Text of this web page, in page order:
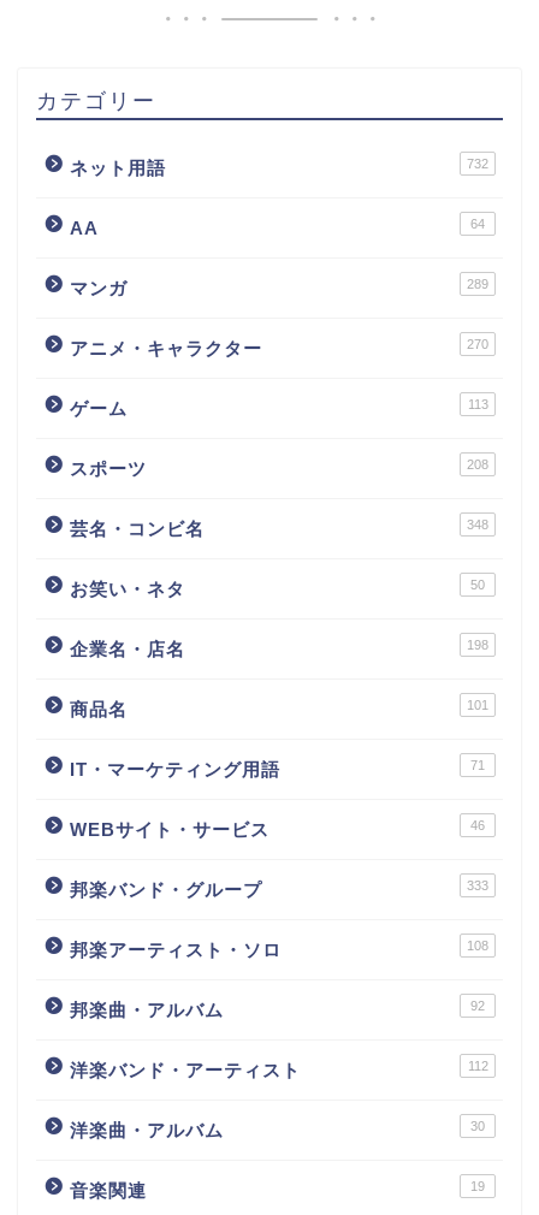
カテゴリー
ネット用語 732
AA 64
マンガ 289
アニメ・キャラクター 270
ゲーム 113
スポーツ 208
芸名・コンビ名 348
お笑い・ネタ 50
企業名・店名 198
商品名 101
IT・マーケティング用語 71
WEBサイト・サービス 46
邦楽バンド・グループ 333
邦楽アーティスト・ソロ 108
邦楽曲・アルバム 92
洋楽バンド・アーティスト 112
洋楽曲・アルバム 30
音楽関連 19